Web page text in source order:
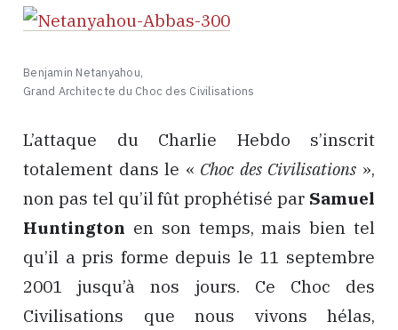
Benjamin Netanyahou,
Grand Architecte du Choc des Civilisations
L’attaque du Charlie Hebdo s’inscrit
totalement dans le « Choc des Civilisations »,
non pas tel qu’il fût prophétisé par Samuel
Huntington en son temps, mais bien tel
qu’il a pris forme depuis le 11 septembre
2001 jusqu’à nos jours. Ce Choc des
Civilisations que nous vivons hélas,